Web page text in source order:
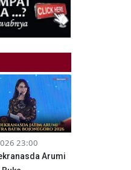
23:00
Arumi